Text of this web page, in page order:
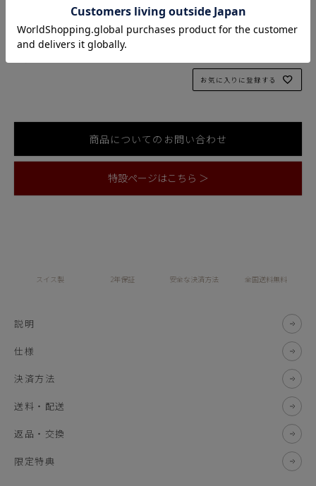
¥ 374,000税込
お気に入りに登録する
商品についてのお問い合わせ
特設ページはこちら ＞
スイス製 2年保証 安全な決済方法 全国送料無料
説明
仕様
決済方法
送料・配送
返品・交換
限定特典